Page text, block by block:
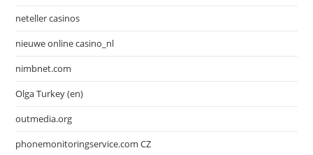
neteller casinos
nieuwe online casino_nl
nimbnet.com
Olga Turkey (en)
outmedia.org
phonemonitoringservice.com CZ